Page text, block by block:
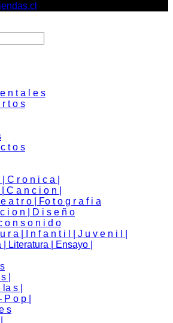
n t a l e s
t o s
t o s
C r o n i c a |
C a n c i o n |
a t r o | Fo t o g r a f i a
c i o n | D i s e ñ o
o n s o n i d o
r a | I n f a n t i l | J u v e n i l |
| Literatura | Ensayo |
|
s |
o p |
s